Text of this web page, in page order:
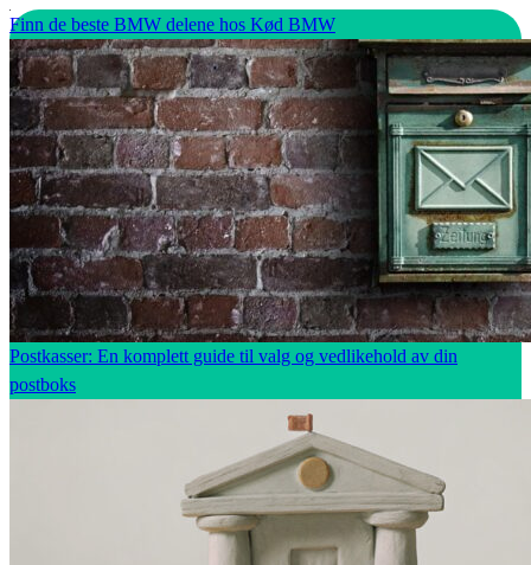
Finn de beste BMW delene hos Kød BMW
Postkasser: En komplett guide til valg og vedlikehold av din
postboks